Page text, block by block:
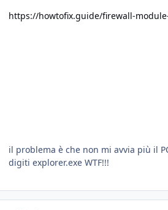
https://howtofix.guide/firewall-
il problema è che non mi avvia più il
digiti explorer.exe WTF!!!